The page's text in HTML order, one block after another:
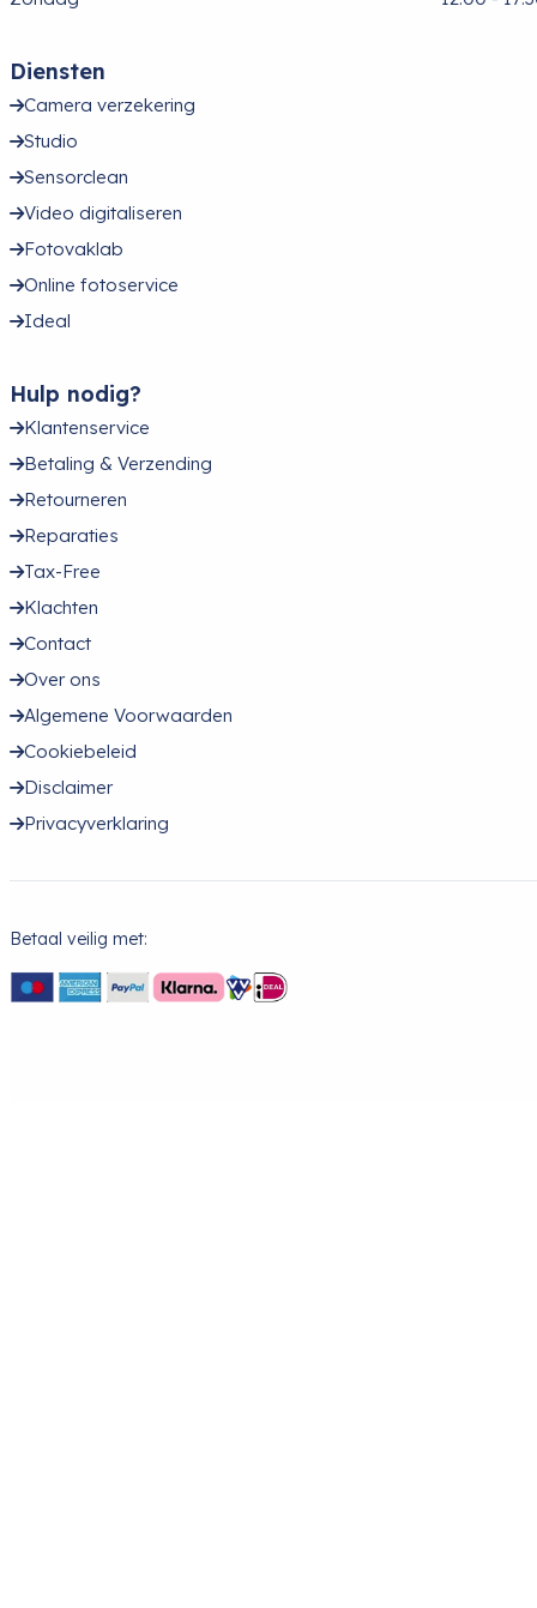
Diensten
Camera verzekering
Studio
Sensorclean
Video digitaliseren
Fotovaklab
Online fotoservice
Ideal
Hulp nodig?
Klantenservice
Betaling & Verzending
Retourneren
Reparaties
Tax-Free
Klachten
Contact
Over ons
Algemene Voorwaarden
Cookiebeleid
Disclaimer
Privacyverklaring
Betaal veilig met: